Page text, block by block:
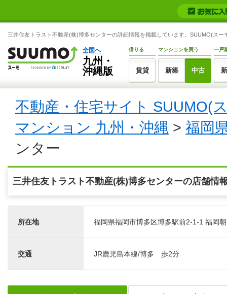
三井住友トラスト不動産(株)博多センターの詳細情報を掲載しています。SUUMO(スー
全国へ
九州・
沖縄版
借りる
賃貸
マンションを買う
新築 中古
一戸
不動産・住宅サイト SUUMO(
マンション 九州・沖縄 > 福岡
ンター
三井住友トラスト不動産(株)博多センターの店舗情
所在地 福岡県福岡市博多区博多駅前2-1-1 福岡
交通 JR鹿児島本線/博多 歩2分